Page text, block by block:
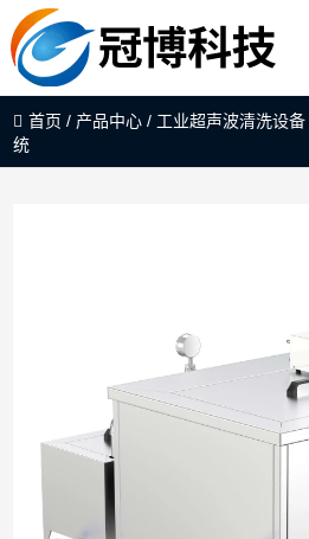
首页 / 产品中心 / 工业超声波清洗设备
统